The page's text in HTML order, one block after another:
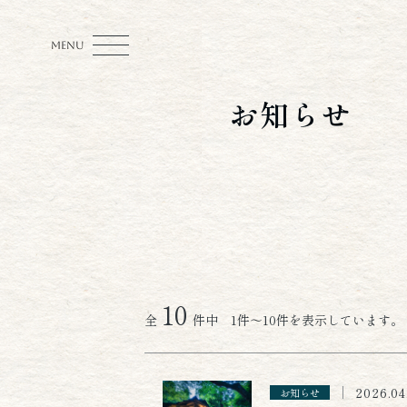
MENU
お知らせ
全 10 件中 1件～10件を表示しています。
お知らせ